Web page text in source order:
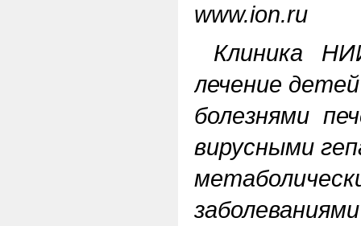
www.ion.ru
Клиника
лечение
болезнями
вирусными